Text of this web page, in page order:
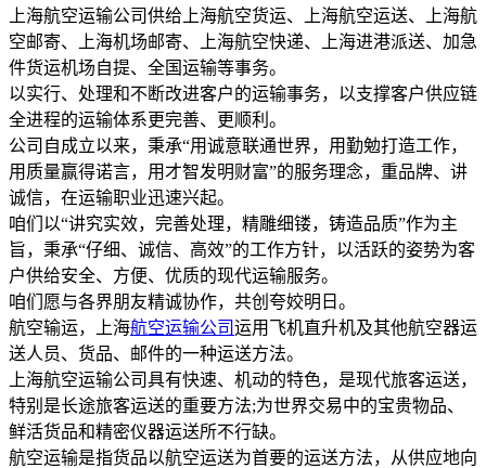
上海航空运输公司供给上海航空货运、上海航空运送、上海航
空邮寄、上海机场邮寄、上海航空快递、上海进港派送、加急
件货运机场自提、全国运输等事务。
以实行、处理和不断改进客户的运输事务，以支撑客户供应链
全进程的运输体系更完善、更顺利。
公司自成立以来，秉承“用诚意联通世界，用勤勉打造工作，
用质量赢得诺言，用才智发明财富”的服务理念，重品牌、讲
诚信，在运输职业迅速兴起。
咱们以“讲究实效，完善处理，精雕细镂，铸造品质”作为主
旨，秉承“仔细、诚信、高效”的工作方针，以活跃的姿势为客
户供给安全、方便、优质的现代运输服务。
咱们愿与各界朋友精诚协作，共创夸姣明日。
航空输运，上海航空运输公司运用飞机直升机及其他航空器运
送人员、货品、邮件的一种运送方法。
上海航空运输公司具有快速、机动的特色，是现代旅客运送，
特别是长途旅客运送的重要方法;为世界交易中的宝贵物品、
鲜活货品和精密仪器运送所不行缺。
航空运输是指货品以航空运送为首要的运送方法，从供应地向